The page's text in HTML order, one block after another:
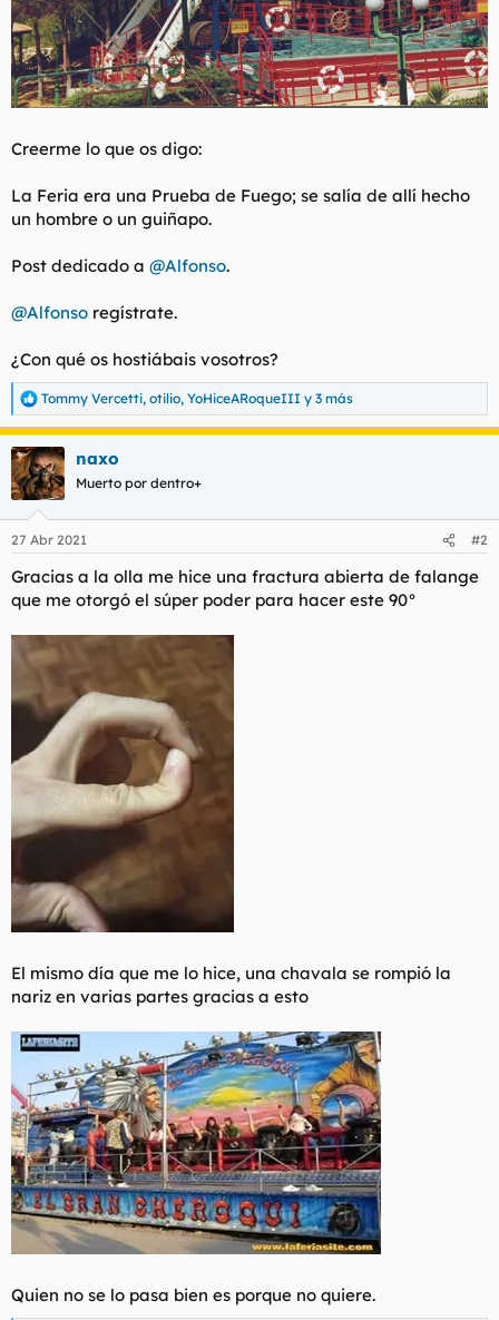
Creerme lo que os digo:
La Feria era una Prueba de Fuego; se salía de allí hecho
un hombre o un guiñapo.
Post dedicado a @Alfonso.
@Alfonso regístrate.
¿Con qué os hostiábais vosotros?
R
e
a
c
c
i
e
:
Tommy Vercetti, otilio, YoHiceARoqueIII y 3 más
naxo
Muerto por dentro+
27 Abr 2021 #2
Gracias a la olla me hice una fractura abierta de falange
que me otorgó el súper poder para hacer este 90°
El mismo día que me lo hice, una chavala se rompió la
nariz en varias partes gracias a esto
Quien no se lo pasa bien es porque no quiere.